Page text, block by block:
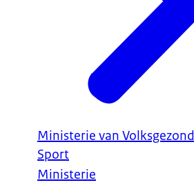
Ministerie van
Sport
Ministerie